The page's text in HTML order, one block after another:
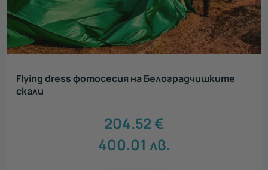
Flying dress фотосесия на Белоградчишките
скали
204.52€
400.01 лв.